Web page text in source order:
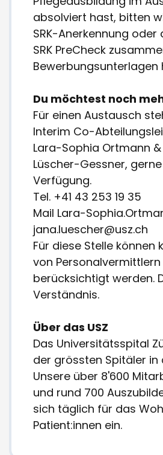
absolviert hast, bitten
SRK-Anerkennung
SRK PreCheck
Bewerbungsunterlagen
Du möchtest noch
Für einen Austausch
Interim Co-
Lara-Sophia Ortmann
Lüscher-Gessner,
Verfügung.
Tel. +41 43 253 19 35
Mail Lara-
jana.luescher@usz.ch
Für diese Stelle können
von Personalvermittlern
berücksichtigt werden.
Verständnis.
Über das USZ
Das Universitätsspital
der grössten Spitäler in
Unsere über 8'600
und rund 700
sich täglich für das
Patient:innen ein.